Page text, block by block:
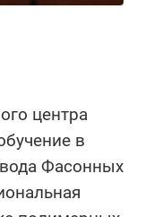
центра
в
Фасонных